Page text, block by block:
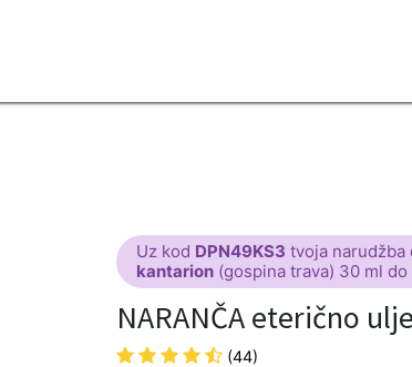
Uz kod DPN49KS3 tvoja narudžba
kantarion (gospina trava) 30 ml
NARANČA eterično
(44)